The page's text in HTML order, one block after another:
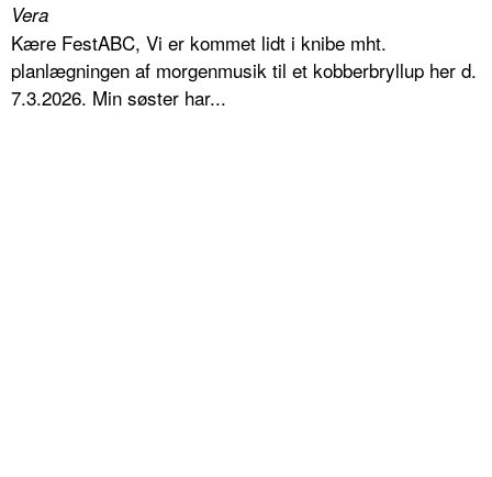
Vera
Kære FestABC, Vi er kommet lidt i knibe mht.
planlægningen af morgenmusik til et kobberbryllup her d.
7.3.2026. Min søster har...